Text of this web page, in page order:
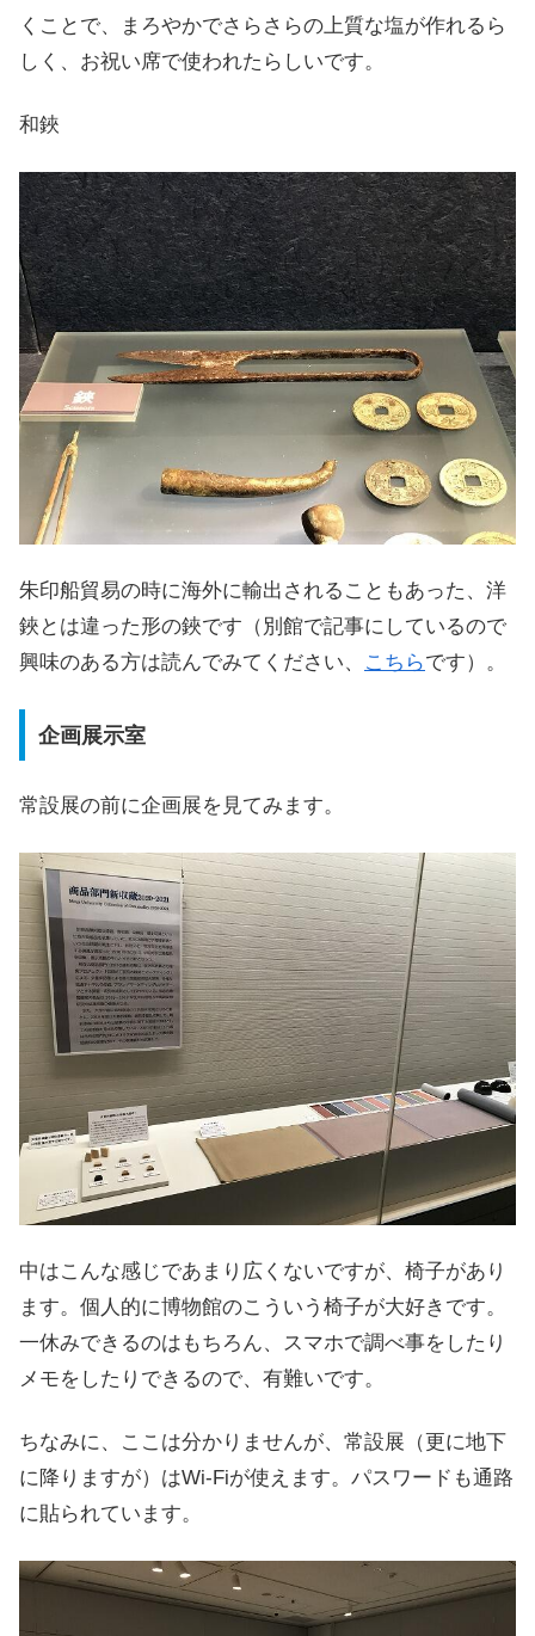
くことで、まろやかでさらさらの上質な塩が作れるら
しく、お祝い席で使われたらしいです。
和鋏
朱印船貿易の時に海外に輸出されることもあった、洋
鋏とは違った形の鋏です（別館で記事にしているので
興味のある方は読んでみてください、
こちらです）。
企画展示室
常設展の前に企画展を見てみます。
中はこんな感じであまり広くないですが、椅子があり
ます。個人的に博物館のこういう椅子が大好きです。
一休みできるのはもちろん、スマホで調べ事をしたり
メモをしたりできるので、有難いです。
ちなみに、ここは分かりませんが、常設展（更に地下
に降りますが）はWi-Fiが使えます。パスワードも通路
に貼られています。